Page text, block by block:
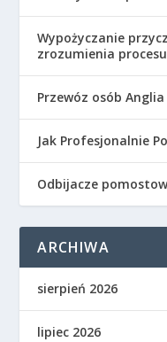
Wypożyczanie
zrozumienia procesu
Przewóz osób
Jak Profesjonalnie
Odbijacze
ARCHIWA
sierpień 2026
lipiec 2026